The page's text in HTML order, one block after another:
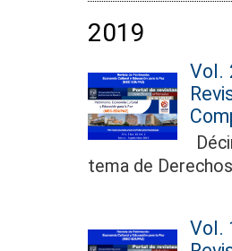
2019
Vol.
tema de
Vol.